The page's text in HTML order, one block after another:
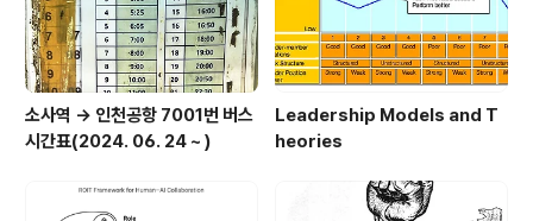
소사역 -> 인천공항 7001번 버스
시간표(2024. 06. 24 ~ )
Leadership Models and T
heories